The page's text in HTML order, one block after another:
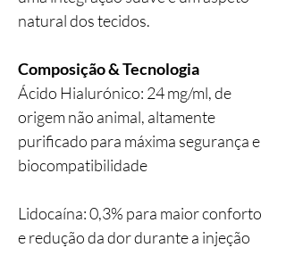
natural dos tecidos.
Composição & Tecnologia
Ácido Hialurónico: 24 mg/ml, de
origem não animal, altamente
purificado para máxima segurança e
biocompatibilidade
Lidocaína: 0,3% para maior conforto
e redução da dor durante a injeção